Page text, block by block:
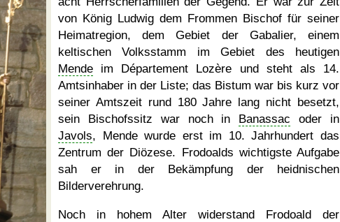
von König Ludwig dem Frommen Bischof für seiner
Heimatregion, dem Gebiet der Gabalier, einem
keltischen Volksstamm im Gebiet des heutigen
Mende im Département Lozère und steht als 14.
Amtsinhaber in der Liste; das Bistum war bis kurz vor
seiner Amtszeit rund 180 Jahre lang nicht besetzt,
sein Bischofssitz war noch in Banassac oder in
Javols, Mende wurde erst im 10. Jahrhundert das
Zentrum der Diözese. Frodoalds wichtigste Aufgabe
sah er in der Bekämpfung der heidnischen
Bilderverehrung.
Noch in hohem Alter widerstand Frodoald der